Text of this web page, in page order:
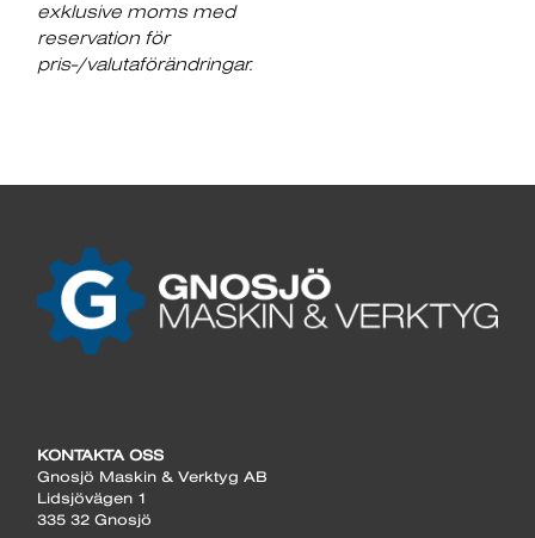
exklusive moms med
reservation för
pris-/valutaförändringar.
KONTAKTA OSS
Gnosjö Maskin & Verktyg AB
Lidsjövägen 1
335 32 Gnosjö